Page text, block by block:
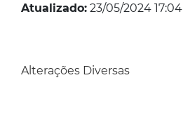
Atualizado: 23/05/2024 17:04
Alterações Diversas